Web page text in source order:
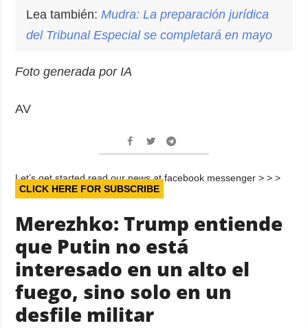
Lea también:Mudra: La preparación jurídica
del Tribunal Especial se completará en mayo
Foto generada por IA
AV
Let’s get started read our news at facebook messenger > > >
CLICK HERE FOR SUBSCRIBE
Merezhko: Trump entiende
que Putin no está
interesado en un alto el
fuego, sino solo en un
desfile militar